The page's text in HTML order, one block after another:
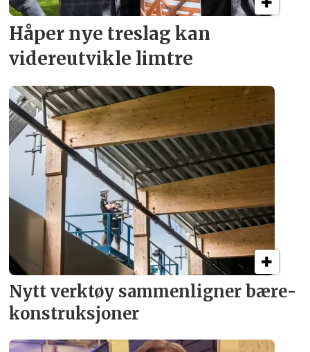
Håper nye treslag kan
videreutvikle limtre
Nytt verktøy sammenligner bære­
konstruksjoner